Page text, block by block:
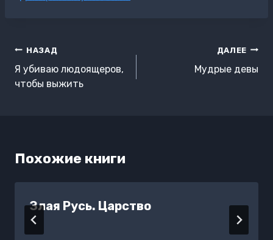
Навигация
по
записям
НАЗАД
Я убиваю людоящеров,
чтобы выжить
ДАЛЕЕ
Мудрые девы
Похожие книги
Злая Русь. Царство